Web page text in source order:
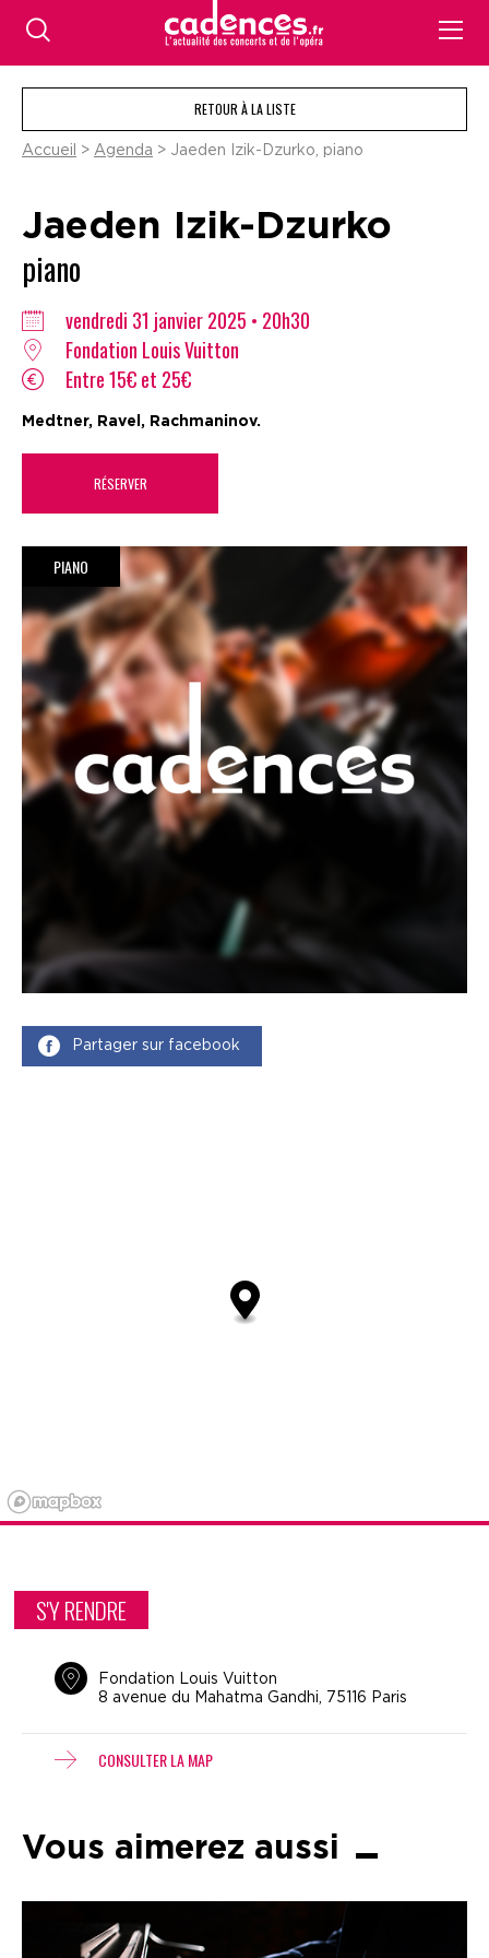
RETOUR À LA LISTE
Accueil > Agenda > Jaeden Izik-Dzurko, piano
Jaeden Izik-Dzurko
piano
vendredi 31 janvier 2025 • 20h30
Fondation Louis Vuitton
Entre 15€ et 25€
Medtner, Ravel, Rachmaninov.
RÉSERVER
PIANO
Partager sur facebook
S'Y RENDRE
Fondation Louis Vuitton
8 avenue du Mahatma Gandhi, 75116 Paris
CONSULTER LA MAP
Vous aimerez aussi